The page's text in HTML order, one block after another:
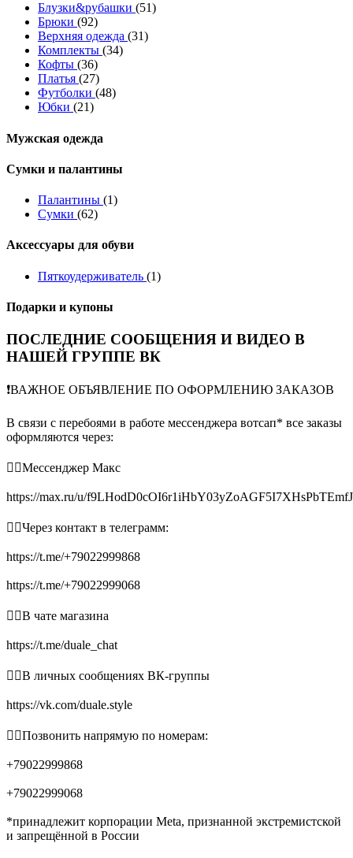
Блузки&рубашки (51)
Брюки (92)
Верхняя одежда (31)
Комплекты (34)
Кофты (36)
Платья (27)
Футболки (48)
Юбки (21)
Мужская одежда
Сумки и палантины
Палантины (1)
Сумки (62)
Аксессуары для обуви
Пяткоудерживатель (1)
Подарки и купоны
ПОСЛЕДНИЕ СООБЩЕНИЯ И ВИДЕО В
НАШЕЙ ГРУППЕ ВК
❗️ВАЖНОЕ ОБЪЯВЛЕНИЕ ПО ОФОРМЛЕНИЮ ЗАКАЗОВ
В связи с перебоями в работе мессенджера вотсап* все заказы
оформляются через:
👉🏻Мессенджер Макс
https://max.ru/u/
👉🏻Через контакт в телеграмм:
https://t.me/+79022999868
https://t.me/+79022999068
👉🏻В чате магазина
https://t.me/duale_chat
👉🏻В личных сообщениях ВК-группы
https://vk.com/duale.style
👉🏻Позвонить напрямую по номерам:
+79022999868
+79022999068
*принадлежит корпорации Meta, признанной экстремистской
и запрещённой в России